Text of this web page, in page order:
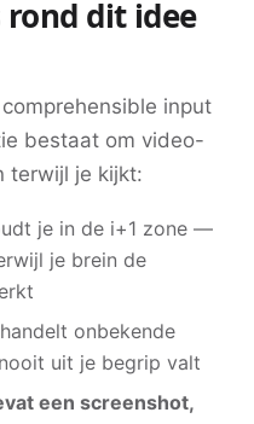
dit idee
input
bestaat om video-
terwijl je kijkt:
je in de i+1 zone —
je brein de
onbekende
uit je begrip valt
een screenshot,